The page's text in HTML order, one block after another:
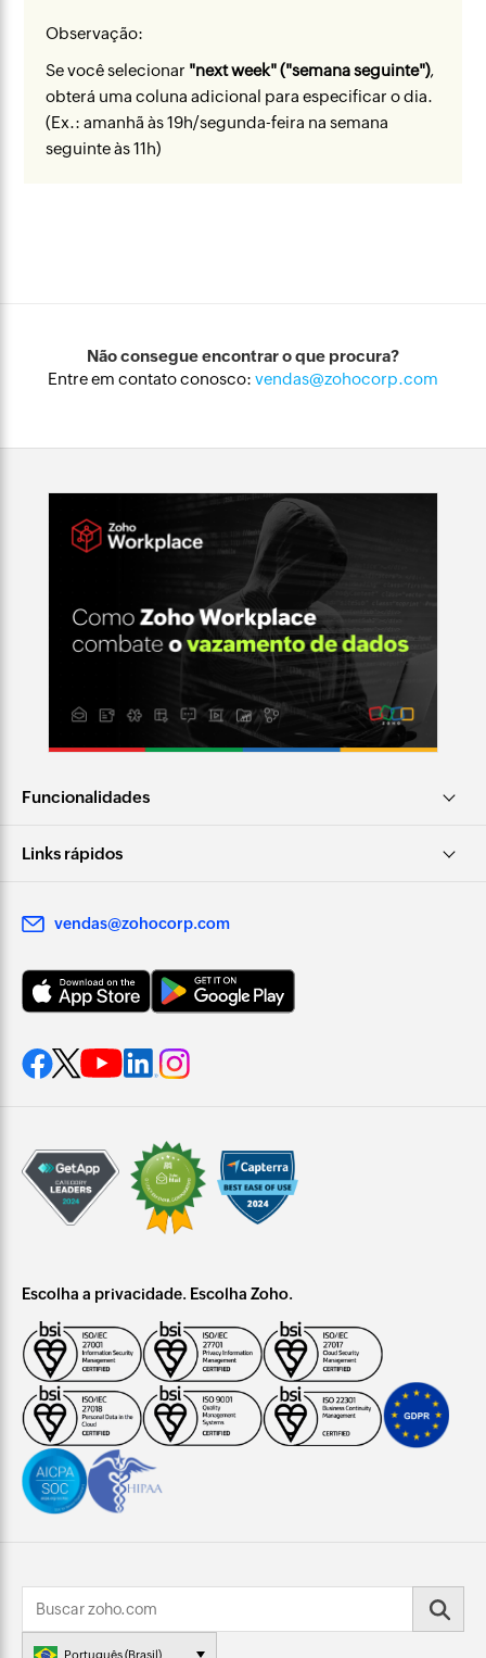
Observação:
Se você selecionar "next week" ("semana seguinte"),
obterá uma coluna adicional para especificar o dia.
(Ex.: amanhã às 19h/segunda-feira na semana
seguinte às 11h)
Não consegue encontrar o que procura?
Entre em contato conosco: vendas@zohocorp.com
Funcionalidades
Links rápidos
vendas@zohocorp.com
Escolha a privacidade. Escolha Zoho.
Português (Brasil)